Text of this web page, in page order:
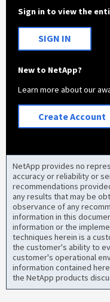
Sign in to view the
SIGN IN
New to NetApp?
Learn more about our
Create Account
NetApp provides no
accuracy or reliability or
recommendations
any results that may be
observance of any
information in this
information or the
techniques herein is a
the customer's ability to
customer's operational
information contained
the NetApp products